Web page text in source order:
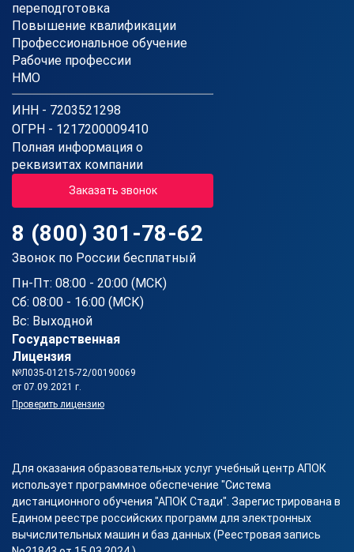
переподготовка
Повышение квалификации
Профессиональное обучение
Рабочие профессии
НМО
ИНН - 7203521298
ОГРН - 1217200009410
Полная информация о
реквизитах компании
Заказать звонок
8 (800) 301-78-62
Звонок по России бесплатный
Пн-Пт: 08:00 - 20:00 (МСК)
Сб: 08:00 - 16:00 (МСК)
Вс: Выходной
Государственная
Лицензия
№Л035-01215-72/00190069
от 07.09.2021 г.
Проверить лицензию
Для оказания образовательных услуг учебный центр АПОК
использует программное обеспечение "Система
дистанционного обучения "АПОК Стади". Зарегистрирована в
Едином реестре российских программ для электронных
вычислительных машин и баз данных (Реестровая запись